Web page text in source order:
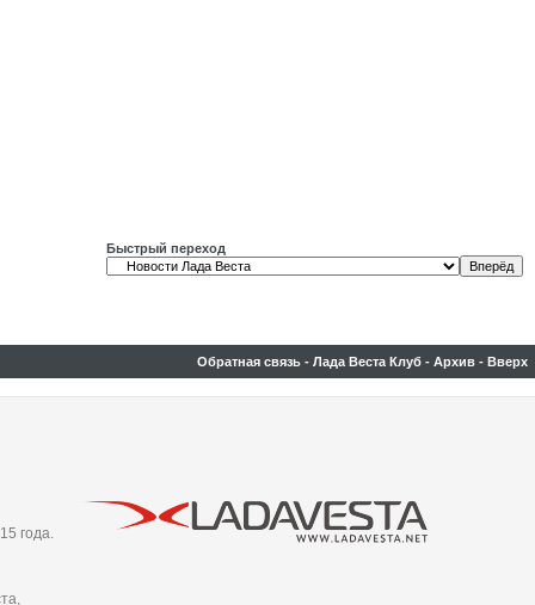
Быстрый переход
Обратная связь - Лада Веста Клуб - Архив - Вверх
года.